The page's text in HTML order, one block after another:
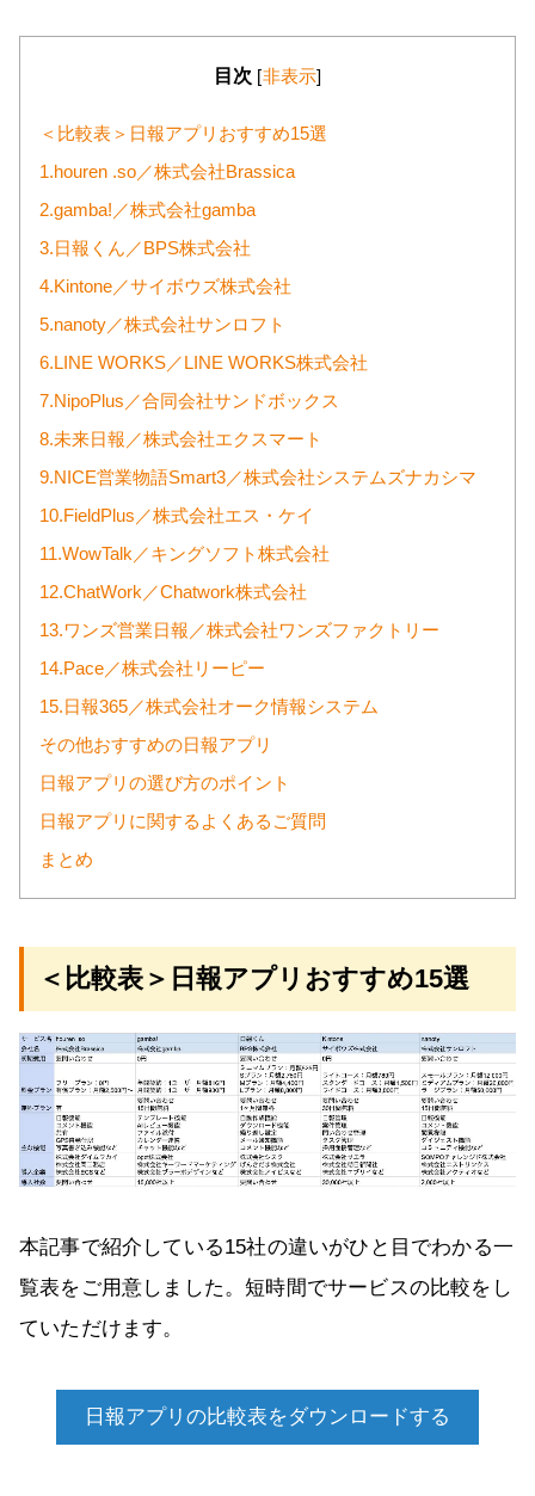
目次 [非表示]
＜比較表＞日報アプリおすすめ15選
1.houren .so／株式会社Brassica
2.gamba!／株式会社gamba
3.日報くん／BPS株式会社
4.Kintone／サイボウズ株式会社
5.nanoty／株式会社サンロフト
6.LINE WORKS／LINE WORKS株式会社
7.NipoPlus／合同会社サンドボックス
8.未来日報／株式会社エクスマート
9.NICE営業物語Smart3／株式会社システムズナカシマ
10.FieldPlus／株式会社エス・ケイ
11.WowTalk／キングソフト株式会社
12.ChatWork／Chatwork株式会社
13.ワンズ営業日報／株式会社ワンズファクトリー
14.Pace／株式会社リーピー
15.日報365／株式会社オーク情報システム
その他おすすめの日報アプリ
日報アプリの選び方のポイント
日報アプリに関するよくあるご質問
まとめ
＜比較表＞日報アプリおすすめ15選
本記事で紹介している15社の違いがひと目でわかる一
覧表をご用意しました。短時間でサービスの比較をし
ていただけます。
日報アプリの比較表をダウンロードする